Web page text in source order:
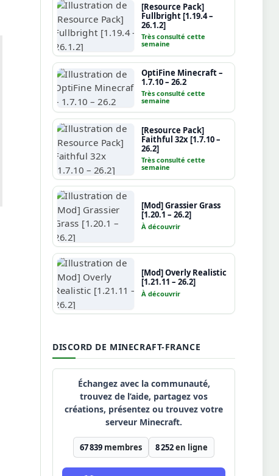
[Resource Pack]
Fullbright [1.19.4 –
26.1.2]
Très consulté cette
semaine
OptiFine Minecraft –
1.7.10 – 26.2
Très consulté cette
semaine
[Resource Pack]
Faithful 32x [1.7.10 –
26.2]
Très consulté cette
semaine
[Mod] Grassier Grass
[1.20.1 – 26.2]
À découvrir
[Mod] Overly Realistic
[1.21.11 – 26.2]
À découvrir
DISCORD DE MINECRAFT-FRANCE
Échangez avec la communauté,
trouvez de l’aide, partagez vos
créations, présentez ou trouvez votre
serveur Minecraft.
67 839 membres 8 252en ligne